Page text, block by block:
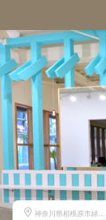
神奈川県相模原市緑区